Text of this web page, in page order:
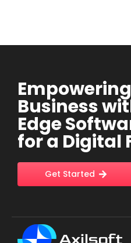
Business
Edge
for a Digital
Get Started